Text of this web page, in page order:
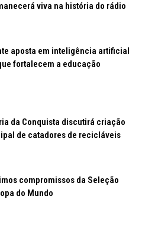
viva na história do rádio
aposta em inteligência artificial
fortalecem a educação
da Conquista discutirá criação
de catadores de recicláveis
compromissos da Seleção
do Mundo